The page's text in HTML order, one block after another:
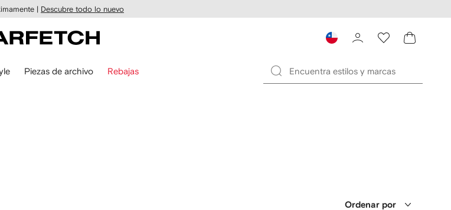
| Descubre todo lo nuevo
Piezas de archivo Rebajas
Ordenar por